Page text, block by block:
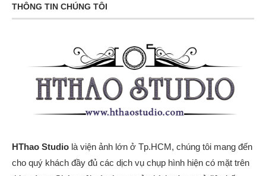
THÔNG TIN CHÚNG TÔI
HThao Studio là viện ảnh lớn ở Tp.HCM, chúng tôi mang đến
cho quý khách đầy đủ các dịch vụ chụp hình hiện có mặt trên